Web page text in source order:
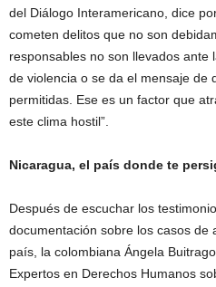
del Diálogo Interamericano, dice
cometen delitos que no son
responsables no son llevados
de violencia o se da el mensaje de
permitidas. Ese es un factor que
este clima hostil”.
Nicaragua, el país donde te
Después de escuchar los
documentación sobre los casos de
país, la colombiana Ángela
Expertos en Derechos Humanos